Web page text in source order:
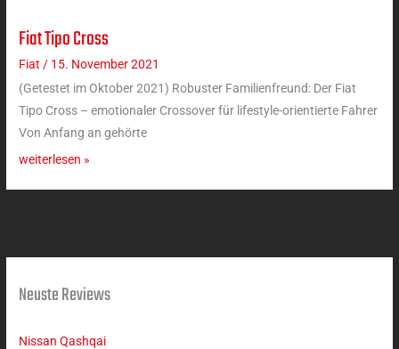
Fiat Tipo Cross
Fiat / 15. November 2021
(Getestet im Oktober 2021) Robuster Familienfreund: Der Fiat
Tipo Cross – emotionaler Crossover für lifestyle-orientierte Fahrer
Von Anfang an gehörte
Fiat
Tipo
Cross
weiterlesen »
Neuste Reviews
Nissan Qashqai